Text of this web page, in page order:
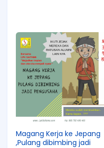
Magang Kerja ke Jepang
,Pulang dibimbing jadi